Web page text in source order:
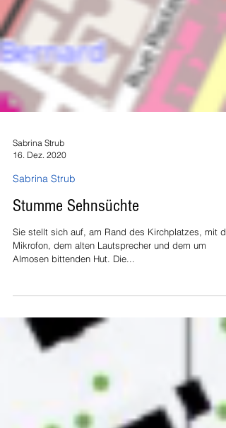
Sabrina Strub
16. Dez. 2020
Sabrina Strub
Stumme Sehnsüchte
Almosen bittenden Hut. Die...